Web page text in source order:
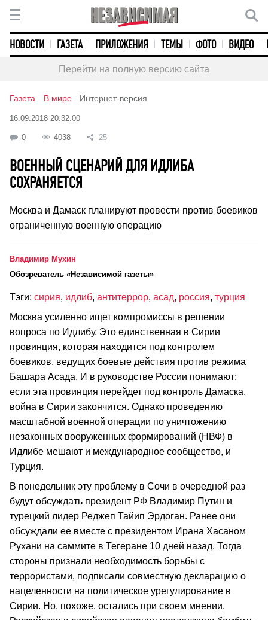
НОВОСТИ ГАЗЕТА ПРИЛОЖЕНИЯ ТЕМЫ ФОТО ВИДЕО
Перейти на полную версию сайта
Газета В мире Интернет-версия
16.09.2018 20:32:00
0 4038 25
ВОЕННЫЙ СЦЕНАРИЙ ДЛЯ ИДЛИБА
СОХРАНЯЕТСЯ
Москва и Дамаск планируют провести против боевиков
ограниченную военную операцию
Владимир Мухин
Обозреватель «Независимой газеты»
Тэги: сирия, идлиб, антитеррор, асад, россия, турция
Москва усиленно ищет компромиссы в решении
вопроса по Идлибу. Это единственная в Сирии
провинция, которая находится под контролем
боевиков, ведущих боевые действия против режима
Башара Асада. И в руководстве России понимают:
если эта провинция перейдет под контроль Дамаска,
война в Сирии закончится. Однако проведению
масштабной военной операции по уничтожению
незаконных вооруженных формирований (НВФ) в
Идлибе мешают и международное сообщество, и
Турция.
В понедельник эту проблему в Сочи в очередной раз
будут обсуждать президент РФ Владимир Путин и
турецкий лидер Реджеп Тайип Эрдоган. Ранее они
обсуждали ее вместе с президентом Ирана Хасаном
Рухани на саммите в Тегеране 10 дней назад. Тогда
стороны признали необходимость борьбы с
террористами, подписали совместную декларацию о
нацеленности на политическое урегулирование в
Сирии. Но, похоже, остались при своем мнении.